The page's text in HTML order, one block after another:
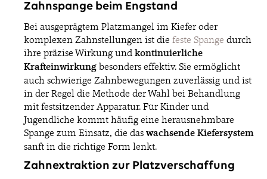
Zahnspange beim Engstand
Bei ausgeprägtem Platzmangel im Kiefer oder
komplexen Zahnstellungen ist die feste Spange durch
ihre präzise Wirkung und kontinuierliche
Krafteinwirkung besonders effektiv. Sie ermöglicht
auch schwierige Zahnbewegungen zuverlässig und ist
in der Regel die Methode der Wahl bei Behandlung
mit festsitzender Apparatur. Für Kinder und
Jugendliche kommt häufig eine herausnehmbare
Spange zum Einsatz, die das wachsende Kiefersystem
sanft in die richtige Form lenkt.
Zahnextraktion zur Platzverschaffung